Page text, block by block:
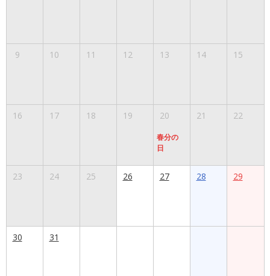
9 10 11 12 13 14 15
16 17 18 19 20
春分の
日
21 22
23 24 25 26 27 28 29
30 31